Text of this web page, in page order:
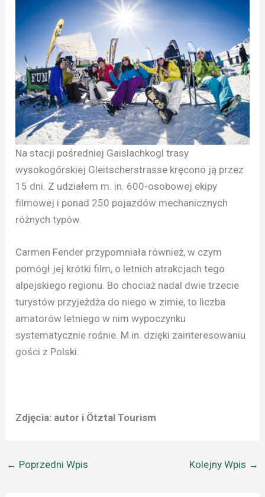
Na stacji pośredniej Gaislachkogl trasy
wysokogórskiej Gleitscherstrasse kręcono ją przez
15 dni. Z udziałem m. in. 600-osobowej ekipy
filmowej i ponad 250 pojazdów mechanicznych
różnych typów.
Carmen Fender przypomniała również, w czym
pomógł jej krótki film, o letnich atrakcjach tego
alpejskiego regionu. Bo chociaż nadal dwie trzecie
turystów przyjeżdża do niego w zimie, to liczba
amatorów letniego w nim wypoczynku
systematycznie rośnie. M.in. dzięki zainteresowaniu
gości z Polski.
Zdjęcia: autor i Ötztal Tourism
← Poprzedni Wpis Kolejny Wpis →